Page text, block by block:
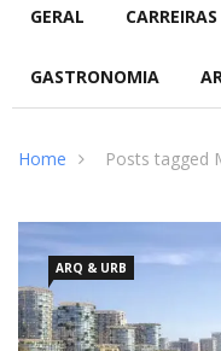
GERAL
GASTRONOMIA
Home Posts tagged
ARQ & URB